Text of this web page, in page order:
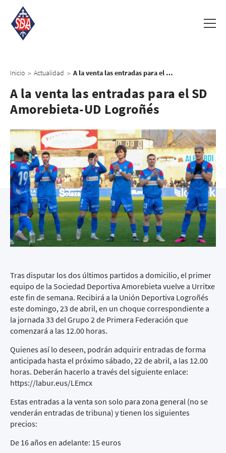
Inicio > Actualidad > A la venta las entradas para el SD Amorebieta-UD Logroñés
A la venta las entradas para el SD
Amorebieta-UD Logroñés
Tras disputar los dos últimos partidos a domicilio, el primer
equipo de la Sociedad Deportiva Amorebieta vuelve a Urritxe
este fin de semana. Recibirá a la Unión Deportiva Logroñés
este domingo, 23 de abril, en un choque correspondiente a
la jornada 33 del Grupo 2 de Primera Federación que
comenzará a las 12.00 horas.
Quienes así lo deseen, podrán adquirir entradas de forma
anticipada hasta el próximo sábado, 22 de abril, a las 12.00
horas. Deberán hacerlo a través del siguiente enlace:
https://labur.eus/LEmcx
Estas entradas a la venta son solo para zona general (no se
venderán entradas de tribuna) y tienen los siguientes
precios:
De 16 años en adelante: 15 euros